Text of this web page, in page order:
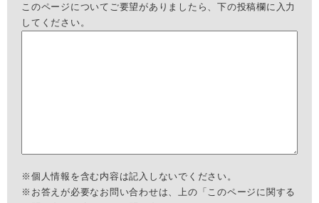
このページについてご要望がありましたら、下の投稿欄に入力
してください。
※個人情報を含む内容は記入しないでください。
※お答えが必要なお問い合わせは、上の「このページに関する